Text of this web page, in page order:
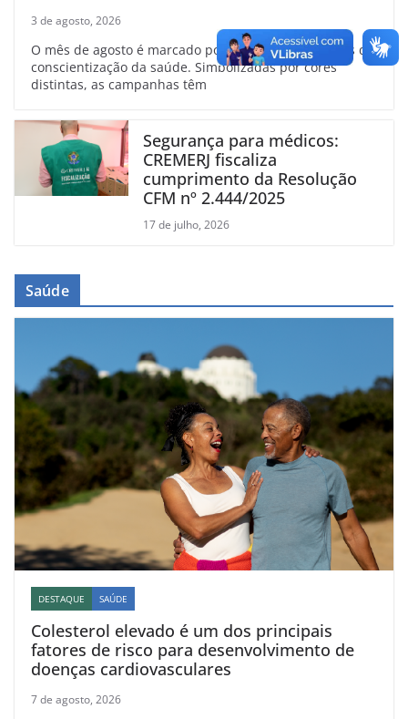
3 de agosto, 2026
O mês de agosto é marcado por diversas campanhas de
conscientização da saúde. Simbolizadas por cores
distintas, as campanhas têm
Segurança para médicos:
CREMERJ fiscaliza
cumprimento da Resolução
CFM nº 2.444/2025
17 de julho, 2026
Saúde
DESTAQUE SAÚDE
Colesterol elevado é um dos principais
fatores de risco para desenvolvimento de
doenças cardiovasculares
7 de agosto, 2026